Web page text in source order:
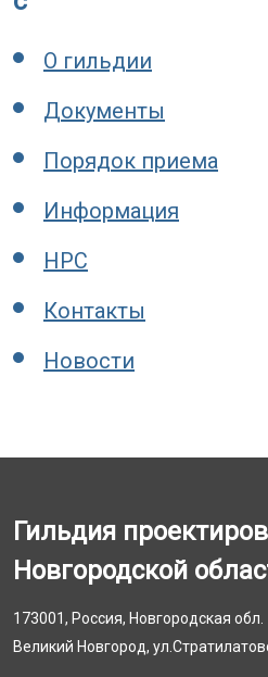
О гильдии
Документы
Порядок приема
Информация
НРС
Контакты
Новости
Гильдия
Новгородской
173001, Россия, Новгородская обл.
Великий Новгород,